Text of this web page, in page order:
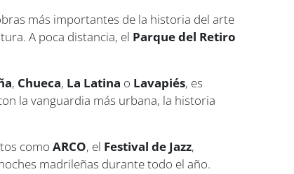
más importantes de la historia del arte
A poca distancia, el Parque del Retiro
, Chueca, La Latina o Lavapiés, es
la vanguardia más urbana, la historia
comoARCO, el Festival de Jazz,
madrileñas durante todo el año.